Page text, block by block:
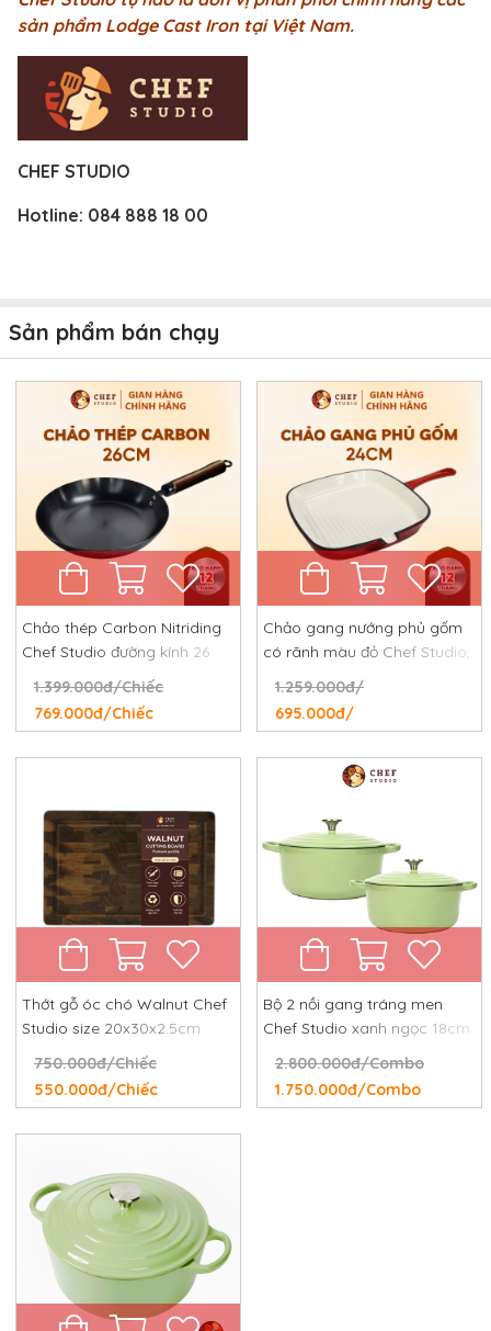
sản phẩm Lodge Cast Iron tại Việt Nam.
CHEF STUDIO
Hotline: 084 888 18 00
Sản phẩm bán chạy
Chảo thép Carbon Nitriding
Chef Studio đường kính 26
cm, chống dính tự nhiên,
chống rỉ, chống xước
1.399.000đ/Chiếc
769.000đ/Chiếc
Chảo gang nướng phủ gốm
có rãnh màu đỏ Chef Studio,
đường kính 24 cm
1.259.000đ/
695.000đ/
Thớt gỗ óc chó Walnut Chef
Studio size 20x30x2.5cm
750.000đ/Chiếc
550.000đ/Chiếc
Bộ 2 nồi gang tráng men
Chef Studio xanh ngọc 18cm
2.800.000đ/Combo
1.750.000đ/Combo